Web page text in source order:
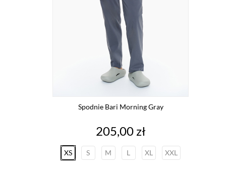
Spodnie Bari Morning Gray
Cena
205,00 zł
XS S M L XL XXL